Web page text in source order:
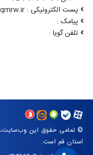
پست الکترونیکی : info@qmrw.ir
پیامک :
تلفن گویا :
© تمامی حقوق این
استان قم است.